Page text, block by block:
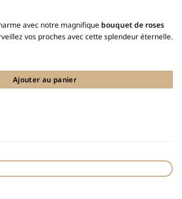
Ajouter au panier
avec notre magnifique bouquet de roses
vos proches avec cette splendeur éternelle.